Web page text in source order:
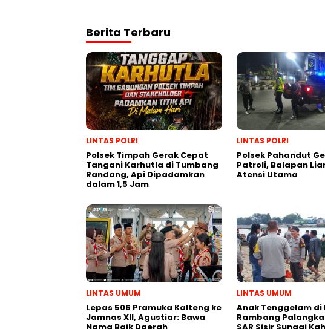
Berita Terbaru
LINTAS POLRI
Polsek Timpah Gerak Cepat
Tangani Karhutla di Tumbang
Randang, Api Dipadamkan
dalam 1,5 Jam
LINTAS POLRI
Polsek Pahandut
Patroli, Balapan
Atensi Utama
LINTAS UMUM
Lepas 506 Pramuka Kalteng ke
Jamnas XII, Agustiar: Bawa
LINTAS UMUM
Anak Tenggelam di
Rambang